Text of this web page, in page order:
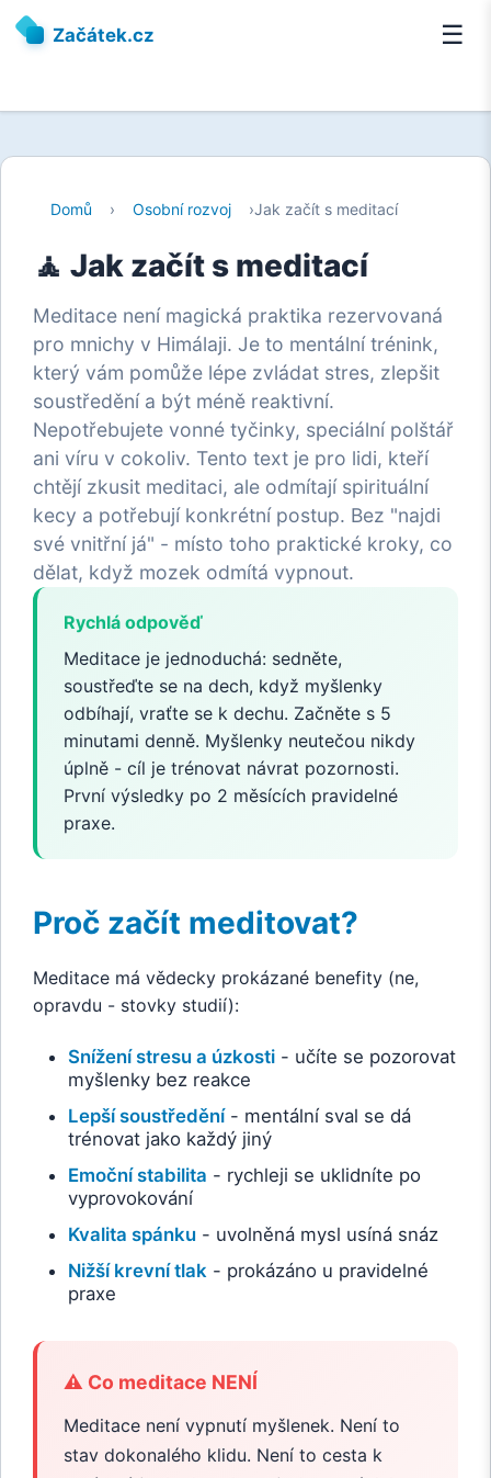
Začátek.cz ☰
Domů › Osobní rozvoj ›Jak začít s meditací
🧘 Jak začít s meditací
Meditace není magická praktika rezervovaná
pro mnichy v Himálaji. Je to mentální trénink,
který vám pomůže lépe zvládat stres, zlepšit
soustředění a být méně reaktivní.
Nepotřebujete vonné tyčinky, speciální polštář
ani víru v cokoliv. Tento text je pro lidi, kteří
chtějí zkusit meditaci, ale odmítají spirituální
kecy a potřebují konkrétní postup. Bez "najdi
své vnitřní já" - místo toho praktické kroky, co
dělat, když mozek odmítá vypnout.
Rychlá odpověď
Meditace je jednoduchá: sedněte,
soustřeďte se na dech, když myšlenky
odbíhají, vraťte se k dechu. Začněte s 5
minutami denně. Myšlenky neutečou nikdy
úplně - cíl je trénovat návrat pozornosti.
První výsledky po 2 měsících pravidelné
praxe.
Proč začít meditovat?
Meditace má vědecky prokázané benefity (ne,
opravdu - stovky studií):
Snížení stresu a úzkosti- učíte se pozorovat
myšlenky bez reakce
Lepší soustředění- mentální sval se dá
trénovat jako každý jiný
Emoční stabilita - rychleji se uklidníte po
vyprovokování
Kvalita spánku- uvolněná mysl usíná snáz
Nižší krevní tlak - prokázáno u pravidelné
praxe
⚠️ Co meditace NENÍ
Meditace není vypnutí myšlenek. Není to
stav dokonalého klidu. Není to cesta k